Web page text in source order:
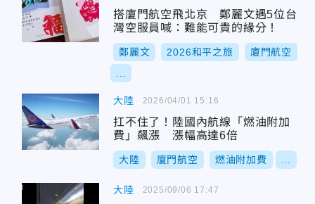
搭廈門航空飛北京 鄭麗文遇5位台
灣空服員喊：難能可貴的緣分！
鄭麗文 2026和平之旅 廈門航空
大陸
扛不住了！陸國內航線「燃油附加
費」飆漲 漲幅高達6倍
大陸 廈門航空 燃油附加費
2026/04/01 15:16
大陸 2025/09/06 17:47